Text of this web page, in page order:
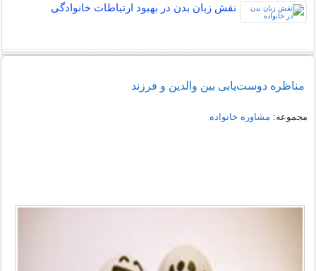
نقش زبان بدن در بهبود ارتباطات خانوادگی
مناظره دوست‌یابی بین والدین و فرزند
مجموعه: مشاوره خانواده